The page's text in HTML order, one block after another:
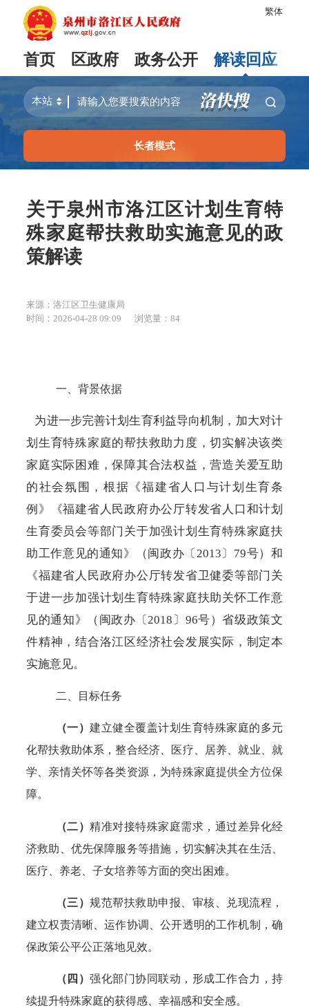
繁体
首页 区政府 政务公开 解读回应
长者模式
关于泉州市洛江区计划生育特
殊家庭帮扶救助实施意见的政
策解读
来源：洛江区卫生健康局
时间：2026-04-28 09:09
浏览量： 84
一、 背景依据
为进一步完善计划生育利益导向机制，加大对计
划生育特殊家庭的帮扶救助力度，切实解决该类
家庭实际困难，保障其合法权益，营造关爱互助
的社会氛围，根据《福建省人口与计划生育条
例》《福建省人民政府办公厅转发省人口和计划
生育委员会等部门关于加强计划生育特殊家庭扶
助工作意见的通知》（闽政办〔 2013〕79号）和
《福建省人民政府办公厅转发省卫健委等部门关
于进一步加强计划生育特殊家庭扶助关怀工作意
见的通知》（闽政办〔2018〕96号）省级政策文
件精神，结合洛江区经济社会发展实际，制定本
实施意见。
二、目标任务
（一）建立健全覆盖计划生育特殊家庭的多元
化帮扶救助体系，整合经济、医疗、居养、就业、就
学、亲情关怀等各类资源，为特殊家庭提供全方位保
障。
（二）精准对接特殊家庭需求，通过差异化经
济救助、优先保障服务等措施，切实解决其在生活、
医疗、养老、子女培养等方面的突出困难。
（三）规范帮扶救助申报、审核、兑现流程，
建立权责清晰、运作协调、公开透明的工作机制，确
保政策公平公正落地见效。
（四）强化部门协同联动，形成工作合力，持
续提升特殊家庭的获得感、幸福感和安全感。